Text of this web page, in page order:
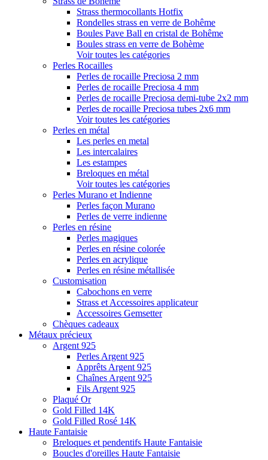
Strass thermocollants Hotfix
Rondelles strass en verre de Bohême
Boules Pave Ball en cristal de Bohême
Boules strass en verre de Bohème
Voir toutes les catégories
Perles Rocailles
Perles de rocaille Preciosa 2 mm
Perles de rocaille Preciosa 4 mm
Perles de rocaille Preciosa demi-tube 2x2 mm
Perles de rocaille Preciosa tubes 2x6 mm
Voir toutes les catégories
Perles en métal
Les perles en metal
Les intercalaires
Les estampes
Breloques en métal
Voir toutes les catégories
Perles Murano et Indienne
Perles façon Murano
Perles de verre indienne
Perles en résine
Perles magiques
Perles en résine colorée
Perles en acrylique
Perles en résine métallisée
Customisation
Cabochons en verre
Strass et Accessoires applicateur
Accessoires Gemsetter
Chèques cadeaux
Métaux précieux
Argent 925
Perles Argent 925
Apprêts Argent 925
Chaînes Argent 925
Fils Argent 925
Plaqué Or
Gold Filled 14K
Gold Filled Rosé 14K
Haute Fantaisie
Breloques et pendentifs Haute Fantaisie
Boucles d'oreilles Haute Fantaisie